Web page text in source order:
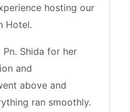
hosting our
Hotel.
Shida for her
and
above and
ran smoothly.